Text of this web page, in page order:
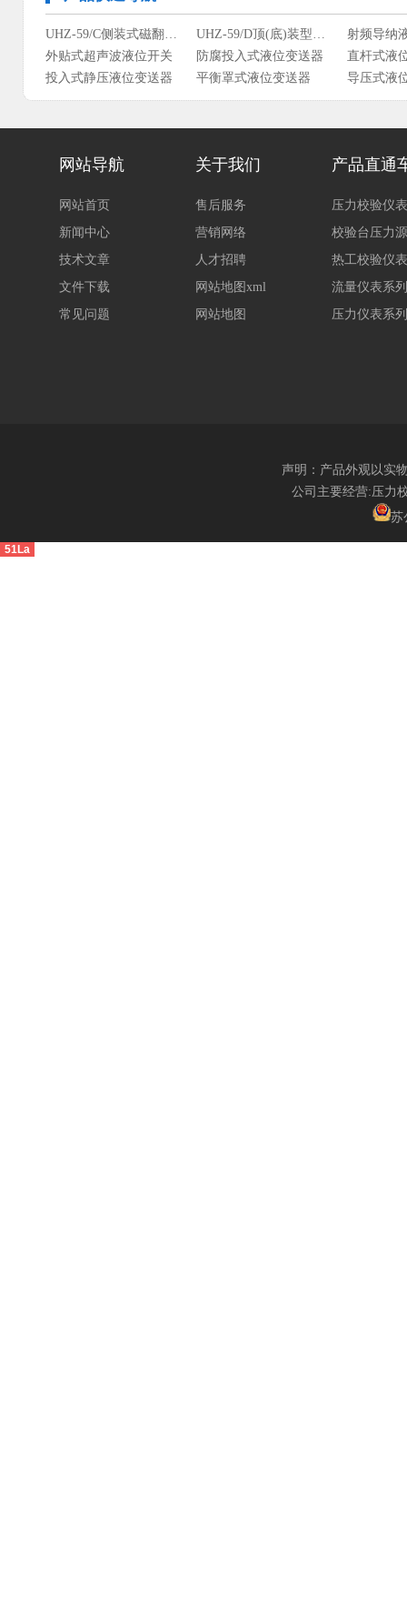
UHZ-59/C侧装式磁翻柱液位计 UHZ-59/D顶(底)装型磁翻柱液位计
射频导纳
外贴式超声波液位开关
防腐投入式液位变送器
直杆式液
投入式静压液位变送器
平衡罩式液位变送器
导压式液
OW-61L系列智能重锤式料位计
UZ-52/C系列侧装型磁性浮子液位计
网站导航
网站首页
新闻中心
技术文章
文件下载
常见问题
关于我们
售后服务
营销网络
人才招聘
网站地图xml
网站地图
产品直通
压力校验仪表
校验台压力源
热工校验仪表
流量仪表系列
压力仪表系列
声明：产品外观以实
公司主要经营:压力
苏
51La